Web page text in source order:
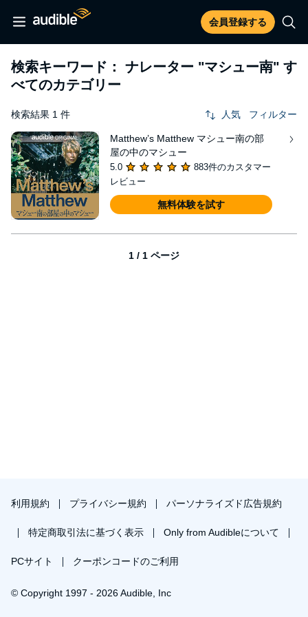
会員登録する
検索キーワード： ナレーター "マシュー南" す
べてのカテゴリー
検索結果 1 件 人気 フィルター
Matthew’s Matthew マシュー南の部
屋の中のマシュー
5.0
883件のカスタマー
レビュー
無料体験を試す
1 / 1 ページ
利用規約 プライバシー規約 パーソナライズド広告規約
特定商取引法に基づく表示 Only from Audibleについて
PCサイト クーポンコードのご利用
© Copyright 1997 - 2026 Audible, Inc